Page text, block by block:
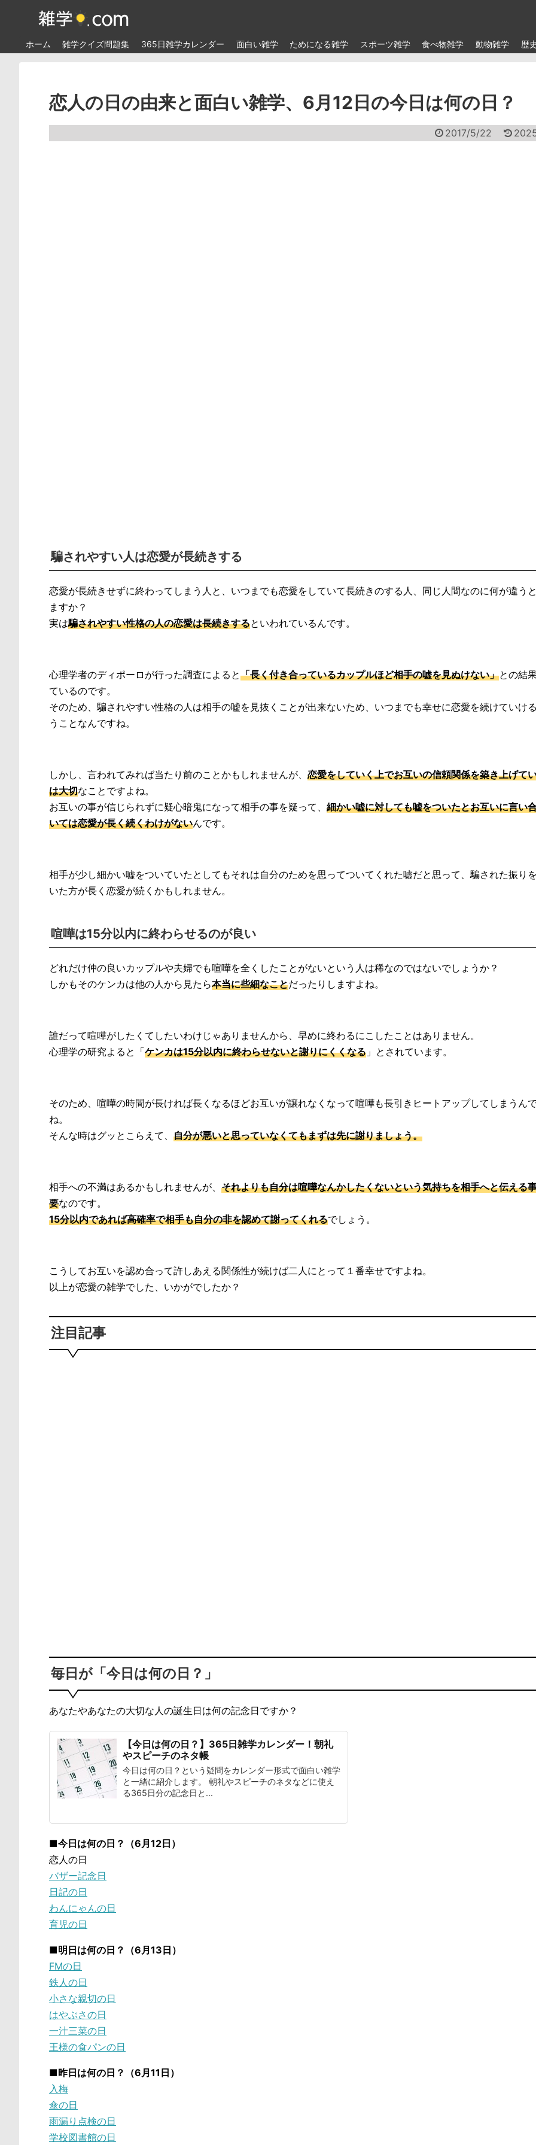
ホーム 雑学クイズ問題集 365日雑学カレンダー 面白い雑学 ためになる雑学 スポーツ雑学 食べ物雑学 動物雑学 歴
恋人の日の由来と面白い雑学、6月12日の今日は何の日？
2017/5/22
騙されやすい人は恋愛が長続きする
恋愛が長続きせずに終わってしまう人と、いつまでも恋愛をしていて長続きのする人、同じ人間なのに何が違う
ますか？
実は騙されやすい性格の人の恋愛は長続きするといわれているんです。
心理学者のディポーロが行った調査によると「長く付き合っているカップルほど相手の嘘を見ぬけない」との結
ているのです。
そのため、騙されやすい性格の人は相手の嘘を見抜くことが出来ないため、いつまでも幸せに恋愛を続けていけ
うことなんですね。
しかし、言われてみれば当たり前のことかもしれませんが、 恋愛をしていく上でお互いの信頼関係を築き上げて
は大切なことですよね。
お互いの事が信じられずに疑心暗鬼になって相手の事を疑って、 細かい嘘に対しても嘘をついたとお互いに言い
いては恋愛が長く続くわけがないんです。
相手が少し細かい嘘をついていたとしてもそれは自分のためを思ってついてくれた嘘だと思って、騙された振り
いた方が長く恋愛が続くかもしれません。
喧嘩は15分以内に終わらせるのが良い
どれだけ仲の良いカップルや夫婦でも喧嘩を全くしたことがないという人は稀なのではないでしょうか？
しかもそのケンカは他の人から見たら本当に些細なことだったりしますよね。
誰だって喧嘩がしたくてしたいわけじゃありませんから、早めに終わるにこしたことはありません。
心理学の研究よると「ケンカは15分以内に終わらせないと謝りにくくなる 」とされています。
そのため、喧嘩の時間が長ければ長くなるほどお互いが譲れなくなって喧嘩も長引きヒートアップしてしまうん
ね。
そんな時はグッとこらえて、 自分が悪いと思っていなくてもまずは先に謝りましょう。
相手への不満はあるかもしれませんが、 それよりも自分は喧嘩なんかしたくないという気持ちを相手へと伝える
要なのです。
15分以内であれば高確率で相手も自分の非を認めて謝ってくれるでしょう。
こうしてお互いを認め合って許しあえる関係性が続けば二人にとって１番幸せですよね。
以上が恋愛の雑学でした、いかがでしたか？
注目記事
毎日が「今日は何の日？」
あなたやあなたの大切な人の誕生日は何の記念日ですか？
【今日は何の日？】365日雑学カレンダー！朝礼
やスピーチのネタ帳
今日は何の日？という疑問をカレンダー形式で面白い雑学
と一緒に紹介します。 朝礼やスピーチのネタなどに使え
る365日分の記念日と...
■今日は何の日？（6月12日）
恋人の日
バザー記念日
日記の日
わんにゃんの日
育児の日
■明日は何の日？（6月13日）
FMの日
鉄人の日
小さな親切の日
はやぶさの日
一汁三菜の日
王様の食パンの日
■昨日は何の日？（6月11日）
入梅
傘の日
雨漏り点検の日
学校図書館の日